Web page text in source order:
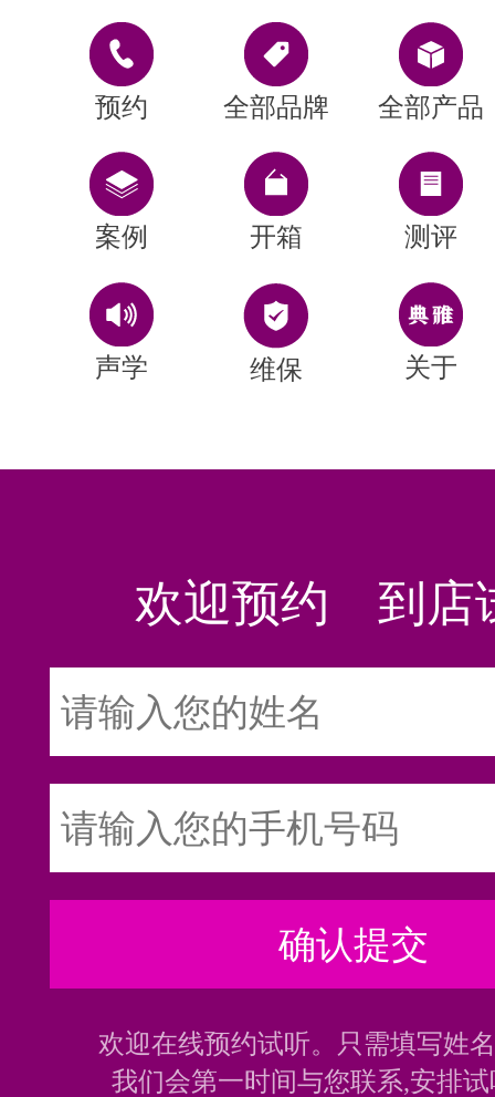
预约 全部品牌 全部产品
案例 开箱 测评
声学 维保 关于
欢迎预约 到店
欢迎在线预约试听。只需填写姓
我们会第一时间与您联系,安排